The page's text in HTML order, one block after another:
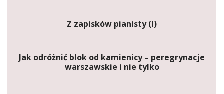
Z zapisków pianisty (I)
Jak odróżnić blok od kamienicy – peregrynacje
warszawskie i nie tylko